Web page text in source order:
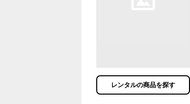
レンタルの商品を探す